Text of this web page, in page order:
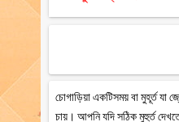
চোগাড়িয়া একটিসময় বা মুহূর্ত
চায়। আপনি যদি সঠিক মুহুর্ত